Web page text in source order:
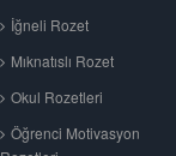
İğneli Rozet
Mıknatıslı Rozet
Okul Rozetleri
Öğrenci Motivasyon